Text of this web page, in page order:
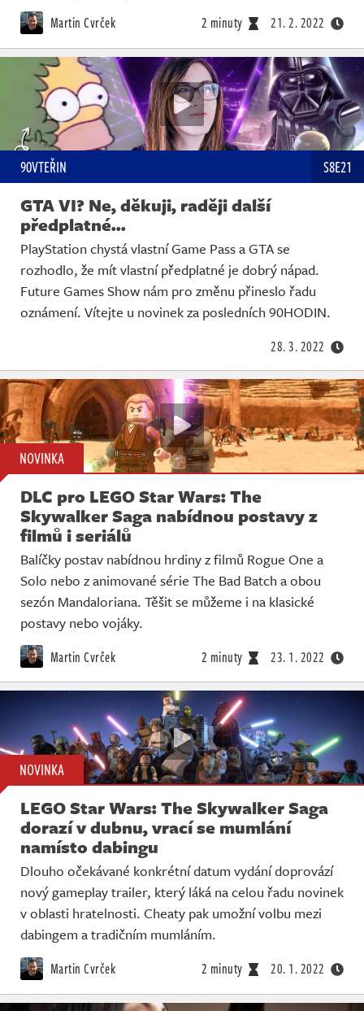
Martin Cvrček 2 minuty 21. 2. 2022
90VTEŘIN S8E21
GTA VI? Ne, děkuji, raději další
předplatné...
PlayStation chystá vlastní Game Pass a GTA se
rozhodlo, že mít vlastní předplatné je dobrý nápad.
Future Games Show nám pro změnu přineslo řadu
oznámení. Vítejte u novinek za posledních 90HODIN.
28. 3. 2022
NOVINKA
DLC pro LEGO Star Wars: The
Skywalker Saga nabídnou postavy z
filmů i seriálů
Balíčky postav nabídnou hrdiny z filmů Rogue One a
Solo nebo z animované série The Bad Batch a obou
sezón Mandaloriana. Těšit se můžeme i na klasické
postavy nebo vojáky.
Martin Cvrček 2 minuty 23. 1. 2022
NOVINKA
LEGO Star Wars: The Skywalker Saga
dorazí v dubnu, vrací se mumlání
namísto dabingu
Dlouho očekávané konkrétní datum vydání doprovází
nový gameplay trailer, který láká na celou řadu novinek
v oblasti hratelnosti. Cheaty pak umožní volbu mezi
dabingem a tradičním mumláním.
Martin Cvrček 2 minuty 20. 1. 2022